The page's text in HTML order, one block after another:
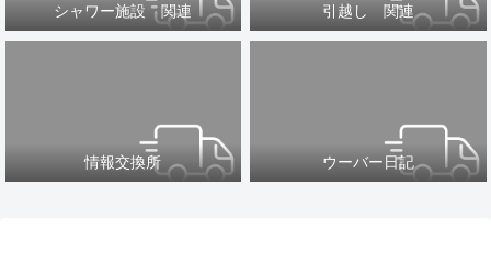
シャワー施設 関連 引越し 関連
情報交換所 ウーバー日記